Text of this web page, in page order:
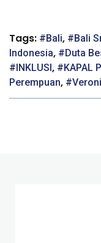
Tags: Bali, Bali
Indonesia, Duta
INKLUSI, KAPAL
Perempuan,